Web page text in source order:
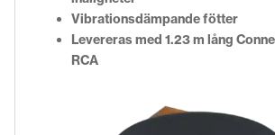
Vibrationsdämpande fötter
Levereras med 1.23 m lång
RCA